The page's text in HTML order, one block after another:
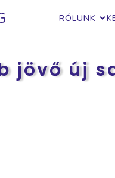
RÓLUNK
jövő új